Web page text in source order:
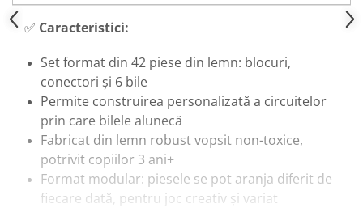
Trenulete & Seturi Feroviare
Invatare prin Joaca
Jucarii pentru Dezvoltare
✅ Caracteristici:
Set format din 42 piese din lemn: blocuri,
conectori și 6 bile
Permite construirea personalizată a circuitelor
prin care bilele alunecă
Fabricat din lemn robust vopsit non-toxice,
potrivit copiilor 3 ani+
Format modular: piesele se pot aranja diferit de
fiecare dată, pentru joc creativ și variat